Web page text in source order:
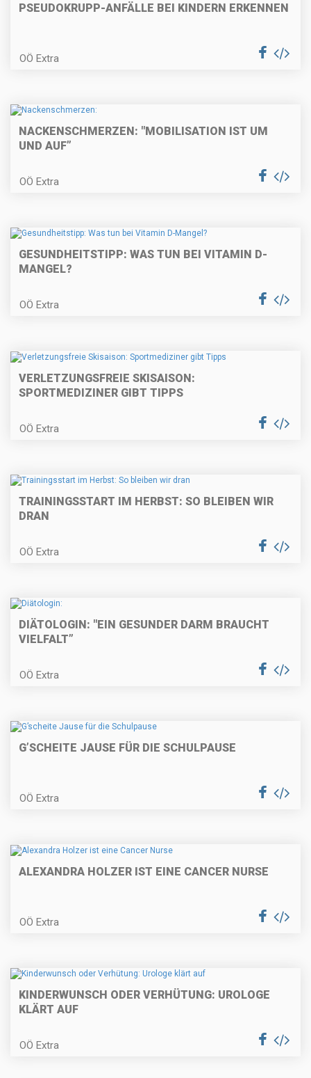
PSEUDOKRUPP-ANFÄLLE BEI KINDERN ERKENNEN
OÖ Extra
NACKENSCHMERZEN: "MOBILISATION IST UM
UND AUF”
OÖ Extra
GESUNDHEITSTIPP: WAS TUN BEI VITAMIN D-
MANGEL?
OÖ Extra
VERLETZUNGSFREIE SKISAISON:
SPORTMEDIZINER GIBT TIPPS
OÖ Extra
TRAININGSSTART IM HERBST: SO BLEIBEN WIR
DRAN
OÖ Extra
DIÄTOLOGIN: "EIN GESUNDER DARM BRAUCHT
VIELFALT”
OÖ Extra
G’SCHEITE JAUSE FÜR DIE SCHULPAUSE
OÖ Extra
ALEXANDRA HOLZER IST EINE CANCER NURSE
OÖ Extra
KINDERWUNSCH ODER VERHÜTUNG: UROLOGE
KLÄRT AUF
OÖ Extra